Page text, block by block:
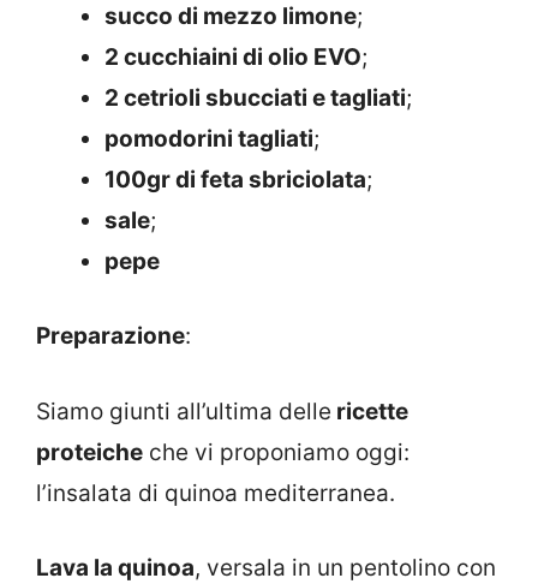
succo di mezzo limone;
2 cucchiaini di olio EVO;
2 cetrioli sbucciati e tagliati;
pomodorini tagliati;
100gr di feta sbriciolata;
sale;
pepe
Preparazione:
Siamo giunti all’ultima delle ricette
proteiche che vi proponiamo oggi:
l’insalata di quinoa mediterranea.
Lava la quinoa, versala in un pentolino con